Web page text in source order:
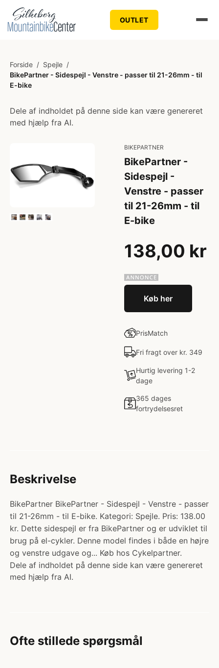
OUTLET
Forside / Spejle /
BikePartner - Sidespejl - Venstre - passer til 21-26mm - til
E-bike
Dele af indholdet på denne side kan være genereret
med hjælp fra AI.
BIKEPARTNER
BikePartner -
Sidespejl -
Venstre - passer
til 21-26mm - til
E-bike
138,00 kr
Køb her
PrisMatch
Fri fragt over kr. 349
Hurtig levering 1-2
dage
365 dages
fortrydelsesret
Beskrivelse
BikePartner BikePartner - Sidespejl - Venstre - passer
til 21-26mm - til E-bike. Kategori: Spejle. Pris: 138.00
kr. Dette sidespejl er fra BikePartner og er udviklet til
brug på el-cykler. Denne model findes i både en højre
og venstre udgave og... Køb hos Cykelpartner.
Dele af indholdet på denne side kan være genereret
med hjælp fra AI.
Ofte stillede spørgsmål